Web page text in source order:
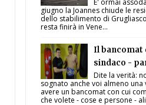
E' ormai
giugno la Joannes chiude le
dello stabilimento di
resta finirà in Vene...
Il bancomat
sindaco -
Dite la verità:
sognato anche voi almeno una
avere un bancomat con cui
che volete - cose e persone -